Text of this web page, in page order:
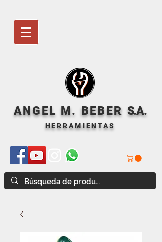
ANGEL M. BEBER S.A.
HERRAMIENTAS